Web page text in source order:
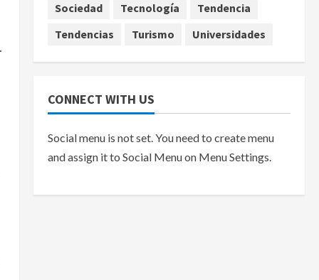
Sociedad
Tecnología
Tendencia
Tendencias
Turismo Universidades
CONNECT WITH US
Social menu is not set. You need to create menu
and assign it to Social Menu on Menu Settings.